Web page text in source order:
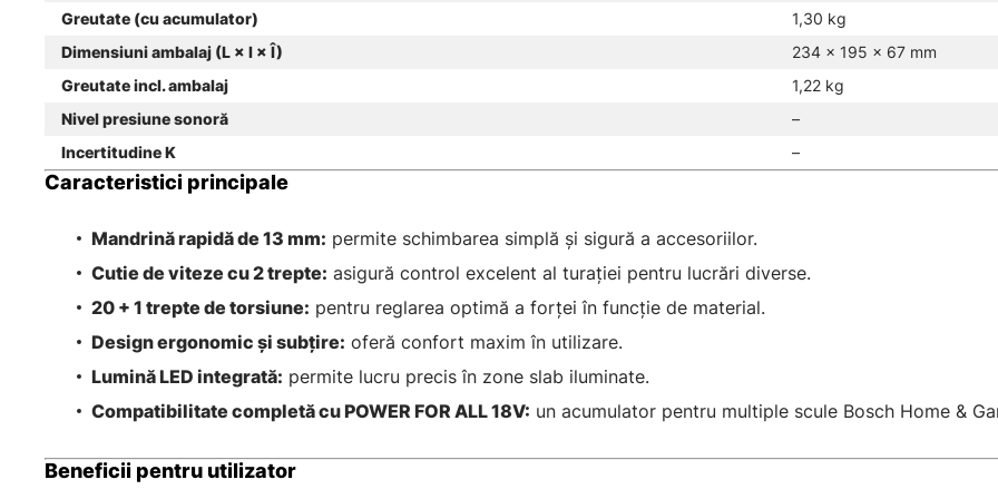
Greutate (cu acumulator)
1,30 kg
Dimensiuni ambalaj (L × l × Î)
234 × 195 × 67 mm
Greutate incl. ambalaj
1,22 kg
Nivel presiune sonoră
–
Incertitudine K
–
Caracteristici principale
Mandrină rapidă de 13 mm: permite schimbarea simplă şi sigură a accesoriilor.
Cutie de viteze cu 2 trepte: asigură control excelent al turaţiei pentru lucrări diverse.
20 + 1 trepte de torsiune: pentru reglarea optimă a forţei în funcţie de material.
Design ergonomic şi subţire: oferă confort maxim în utilizare.
Lumină LED integrată: permite lucru precis în zone slab iluminate.
Compatibilitate completă cu POWER FOR ALL 18V: un acumulator pentru multiple scule Bosch Home &
Beneficii pentru utilizator